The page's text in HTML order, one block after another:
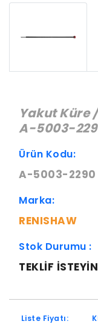
Yakut Küre
A-5003-
Ürün Kodu:
A-5003-2290
Marka:
RENISHAW
Stok Durumu :
TEKLIF
Liste Fiyatı: